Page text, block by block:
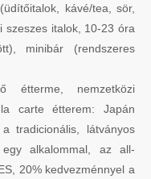
kávé/tea, sör,
szeszes italok, 10-23 óra
minibár (rendszeres
étterme, nemzetközi
carte étterem: Japán
tradicionális, látványos
alkalommal, az all-
20% kedvezménnyel a